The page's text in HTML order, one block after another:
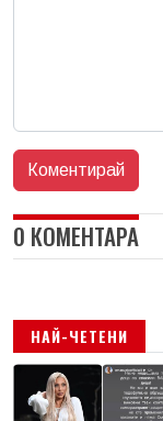
0 КОМЕНТАРА
НАЙ-ЧЕТЕНИ